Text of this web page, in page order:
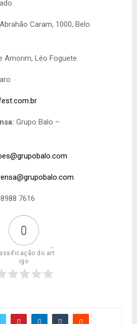
Caram, 1000, Belo
Amorim, Léo Foguete
Grupo Balo –
7616
0
do art
igo